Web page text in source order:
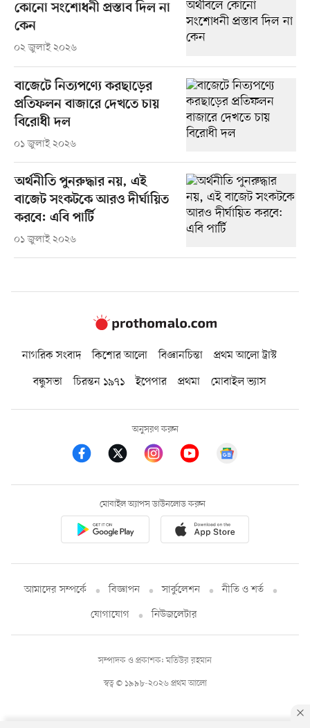
কোনো সংশোধনী প্রস্তাব দিল না
কেন
০২ জুলাই ২০২৬
বাজেটে নিত্যপণ্যে করছাড়ের
প্রতিফলন বাজারে দেখতে চায়
বিরোধী দল
০১ জুলাই ২০২৬
অর্থনীতি পুনরুদ্ধার নয়, এই
বাজেট সংকটকে আরও দীর্ঘায়িত
করবে: এবি পার্টি
০১ জুলাই ২০২৬
নাগরিক সংবাদ কিশোর আলো বিজ্ঞানচিন্তা
প্রথম আলো ট্রাস্ট
বন্ধুসভা
চিরন্তন ১৯৭১ ইপেপার প্রথমা মোবাইল ভ্যাস
অনুসরণ করুন
মোবাইল অ্যাপস ডাউনলোড করুন
আমাদের সম্পর্কে বিজ্ঞাপন সার্কুলেশন
নীতি ও শর্ত
যোগাযোগ
নিউজলেটার
স্বত্ব © ১৯৯৮-২০২৬ প্রথম আলো
সম্পাদক ও প্রকাশক: মতিউর রহমান